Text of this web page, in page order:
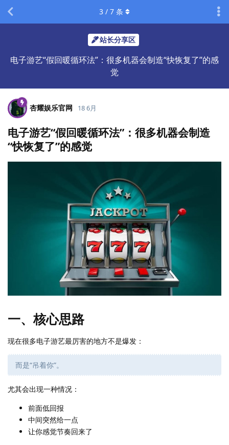
站长分享区
电子游艺“假回暖循环法”：很多机器会制造“快恢复了”的感
觉
3 / 7 条
杏耀娱乐官网 18 6月
电子游艺“假回暖循环法”：很多机器会制造
“快恢复了”的感觉
一、核心思路
现在很多电子游艺最厉害的地方不是爆发：
而是“吊着你”。
尤其会出现一种情况：
前面低回报
中间突然给一点
让你感觉节奏回来了